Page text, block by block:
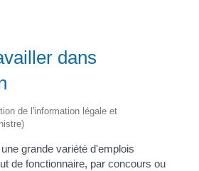
dans
de l'information légale et
grande variété d'emplois
de fonctionnaire, par concours ou